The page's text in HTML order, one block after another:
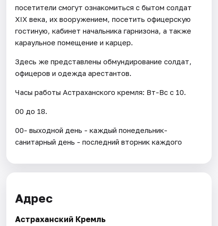
посетители смогут ознакомиться с бытом солдат
XIX века, их вооружением, посетить офицерскую
гостиную, кабинет начальника гарнизона, а также
караульное помещение и карцер.
Здесь же представлены обмундирование солдат,
офицеров и одежда арестантов.
Часы работы Астраханского кремля: Вт-Вс с 10.
00 до 18.
00- выходной день - каждый понедельник-
санитарный день - последний вторник каждого
Адрес
Астраханский Кремль